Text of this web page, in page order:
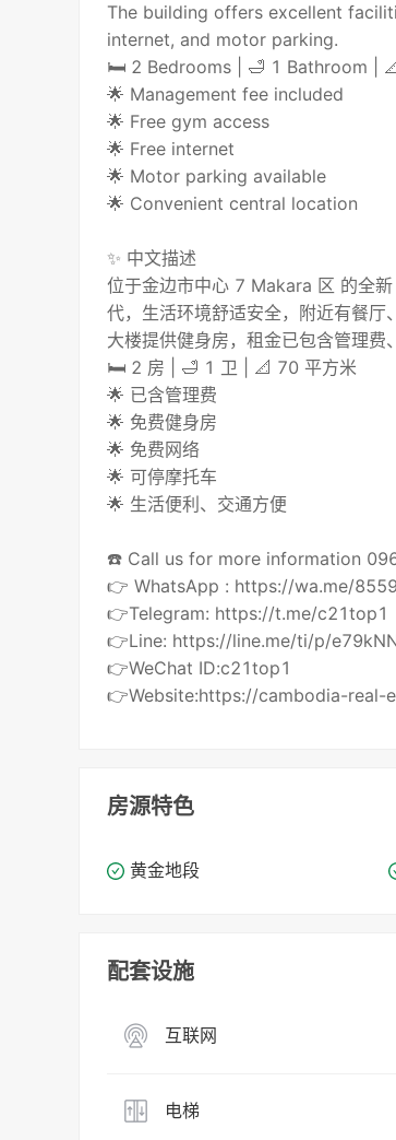
The building offers excellent
internet, and motor parking.
🛏 2 Bedrooms | 🛁 1 Bathroom |
🌟 Management fee included
🌟 Free gym access
🌟 Free internet
🌟 Motor parking available
🌟 Convenient central location
✨ 中文描述
位于金边市中心 7 Makara 区 的全
代，生活环境舒适安全，附近有餐厅
大楼提供健身房，租金已包含管理费
🛏 2 房 | 🛁 1 卫 | 📐 70 平方米
🌟 已含管理费
🌟 免费健身房
🌟 免费网络
🌟 可停摩托车
🌟 生活便利、交通方便
☎️ Call us for more information
👉 WhatsApp : https://wa.me/
👉Telegram: https://t.me/c21top1
👉Line: https://line.me/ti/p/
👉WeChat ID:c21top1
👉Website:https://cambodia-real-
房源特色
黄金地段
配套设施
互联网
电梯